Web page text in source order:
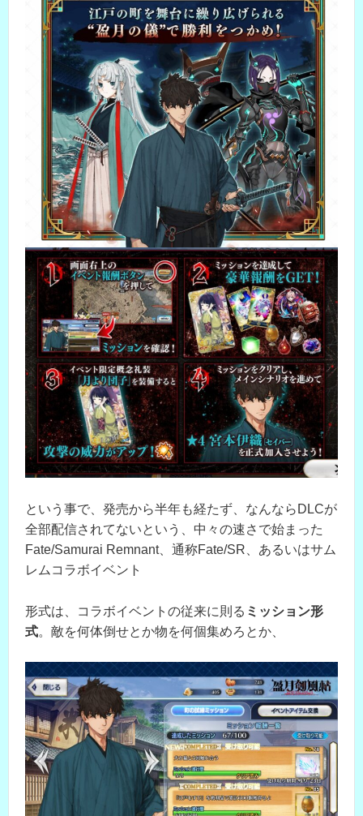
という事で、発売から半年も経たず、なんならDLCが
全部配信されてないという、中々の速さで始まった
Fate/Samurai Remnant、通称Fate/SR、あるいはサム
レムコラボイベント
形式は、コラボイベントの従来に則る ミッション形
式。敵を何体倒せとか物を何個集めろとか、